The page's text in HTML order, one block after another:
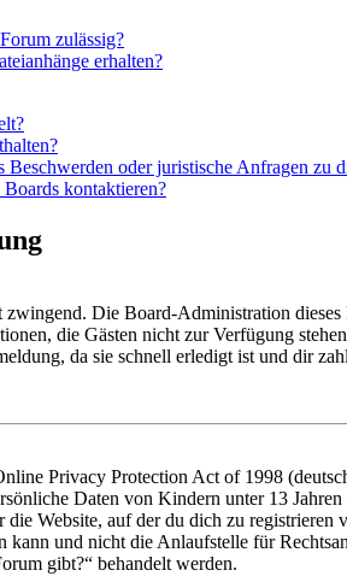
zulässig?
erhalten?
oder juristische Anfragen zu
kontaktieren?
Die Board-Administration
die Gästen nicht zur Verfügung
da sie schnell erledigt ist und dir
Privacy Protection Act of 1998
Daten von Kindern unter 13
Website, auf der du dich zu
kann und nicht die Anlaufstelle für
gibt?“ behandelt werden.